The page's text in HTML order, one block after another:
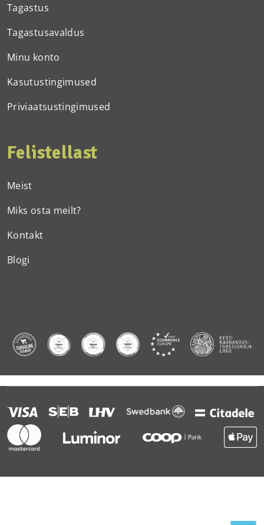
Tagastus
Tagastusavaldus
Minu konto
Kasutustingimused
Priviaatsustingimused
Felistellast
Meist
Miks osta meilt?
Kontakt
Blogi